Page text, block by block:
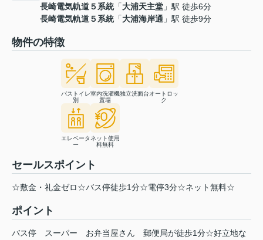
長崎電気軌道５系統「大浦天主堂 」駅 徒歩6分
長崎電気軌道５系統「大浦海岸通 」駅 徒歩9分
物件の特徴
バストイレ
別
室内洗濯機
置場
独立洗面台オートロッ
ク
エレベータ
ー
ネット使用
料無料
セールスポイント
☆敷金・礼金ゼロ☆バス停徒歩1分☆電停3分☆ネット無料☆
ポイント
バス停 スーパー お弁当屋さん
郵便局が徒歩1分☆好立地な